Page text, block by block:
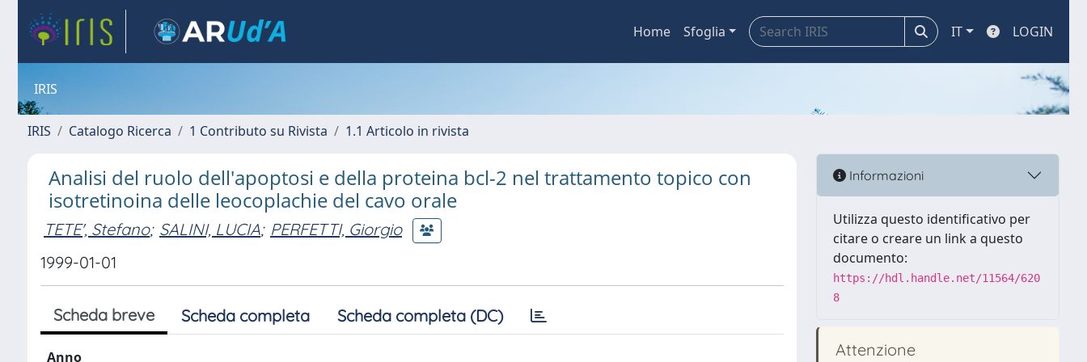
Home Sfoglia IT LOGIN
IRIS
IRIS Catalogo Ricerca 1 Contributo su Rivista 1.1 Articolo in rivista
Analisi del ruolo dell'apoptosi e della proteina bcl-2 nel trattamento topico con
isotretinoina delle leocoplachie del cavo orale
TETE', Stefano; SALINI, LUCIA; PERFETTI, Giorgio
1999-01-01
Scheda breve Scheda completa Scheda completa (DC)
Anno
Informazioni
Utilizza questo identificativo per
citare o creare un link a questo
documento:
https://hdl.handle.net/11564/620
8
Attenzione